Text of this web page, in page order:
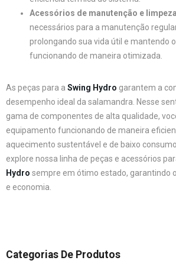
Acessórios de manutenção e limpeza
necessários para a manutenção
prolongando sua vida útil e mantendo
funcionando de maneira otimizada.
As peças para a Swing Hydro garantem a
desempenho ideal da salamandra. Nesse
gama de componentes de alta qualidade,
equipamento funcionando de maneira
aquecimento sustentável e de baixo
explore nossa linha de peças e acessórios
Hydro sempre em ótimo estado, garantindo
e economia.
Categorias De Produtos